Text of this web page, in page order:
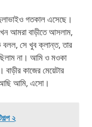
গতকাল এসেছে।
আমরা বাড়ীতে আসলাম,
বলল, সে খুব ক্লান্ত, তার
না। আমি ও মওকা
কাজের মেয়েটার
আছি আমি, এসো।
২